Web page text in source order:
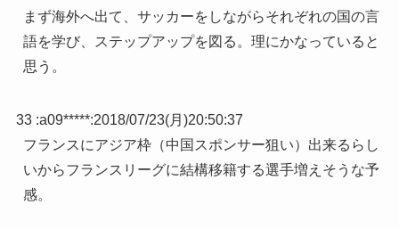
まず海外へ出て、サッカーをしながらそれぞれの国の言
語を学び、ステップアップを図る。理にかなっていると
思う。
33 :a09*****:2018/07/23(月)20:50:37
フランスにアジア枠（中国スポンサー狙い）出来るらし
いからフランスリーグに結構移籍する選手増えそうな予
感。